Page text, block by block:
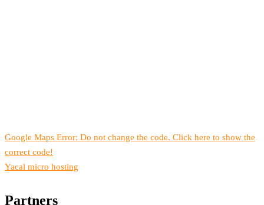
Google Maps Error: Do not change the code. Click here to show the
correct code!
Yacal micro hosting
Partners